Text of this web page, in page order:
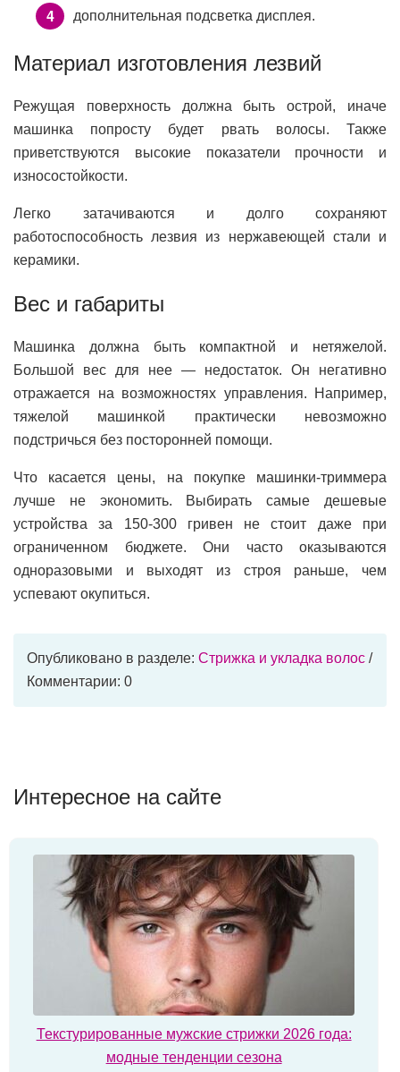
дополнительная подсветка дисплея.
Материал изготовления лезвий
Режущая поверхность должна быть острой, иначе
машинка попросту будет рвать волосы. Также
приветствуются высокие показатели прочности и
износостойкости.
Легко затачиваются и долго сохраняют
работоспособность лезвия из нержавеющей стали и
керамики.
Вес и габариты
Машинка должна быть компактной и нетяжелой.
Большой вес для нее — недостаток. Он негативно
отражается на возможностях управления. Например,
тяжелой машинкой практически невозможно
подстричься без посторонней помощи.
Что касается цены, на покупке машинки-триммера
лучше не экономить. Выбирать самые дешевые
устройства за 150-300 гривен не стоит даже при
ограниченном бюджете. Они часто оказываются
одноразовыми и выходят из строя раньше, чем
успевают окупиться.
Опубликовано в разделе: Стрижка и укладка волос /
Комментарии: 0
Интересное на сайте
Текстурированные мужские стрижки 2026 года:
модные тенденции сезона